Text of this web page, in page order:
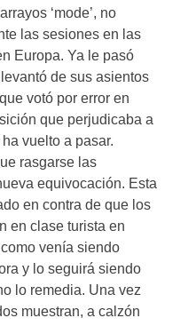
‘mode’, no
las sesiones en las
Europa. Ya le pasó
de sus asientos
votó por error en
que perjudicaba a
vuelto a pasar.
rasgarse las
equivocación. Esta
en contra de que los
en clase turista en
venía siendo
y lo seguirá siendo
lo remedia. Una vez
muestran, a calzón